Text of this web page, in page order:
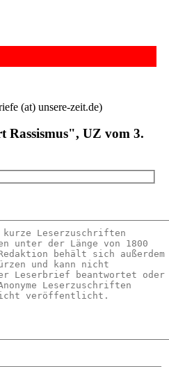
(at) unsere-zeit.de)
Rassismus", UZ vom 3.